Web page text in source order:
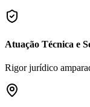
Atuação Técnica e
Rigor jurídico